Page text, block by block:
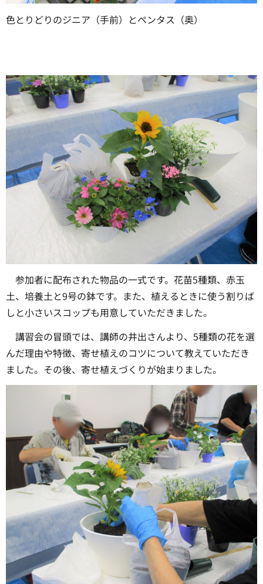
色とりどりのジニア（手前）とペンタス（奥）
参加者に配布された物品の一式です。花苗5種類、赤玉
土、培養土と9号の鉢です。また、植えるときに使う割りば
しと小さいスコップも用意していただきました。
講習会の冒頭では、講師の井出さんより、5種類の花を選
んだ理由や特徴、寄せ植えのコツについて教えていただき
ました。その後、寄せ植えづくりが始まりました。